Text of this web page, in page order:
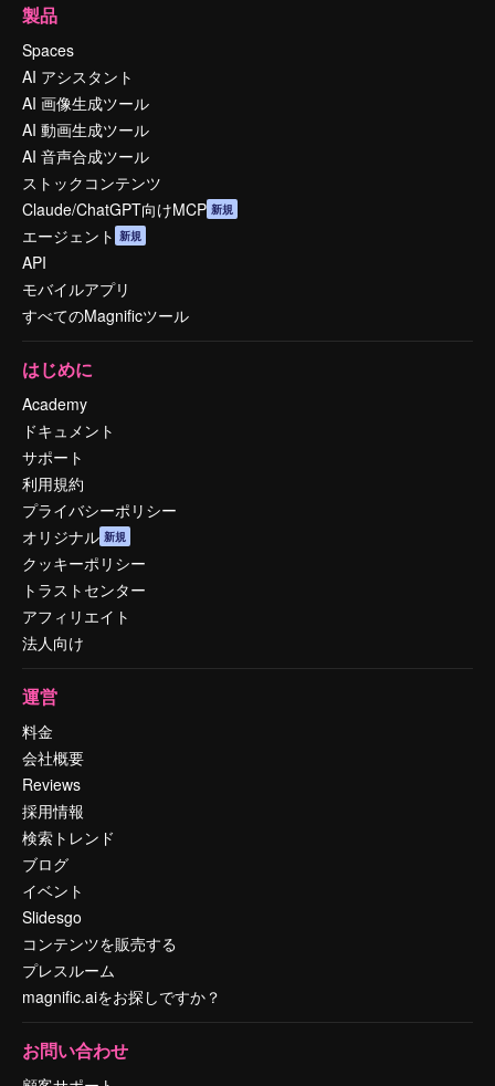
製品
Spaces
AI アシスタント
AI 画像生成ツール
AI 動画生成ツール
AI 音声合成ツール
ストックコンテンツ
Claude/ChatGPT向けMCP 新規
エージェント 新規
API
モバイルアプリ
すべてのMagnificツール
はじめに
Academy
ドキュメント
サポート
利用規約
プライバシーポリシー
オリジナル 新規
クッキーポリシー
トラストセンター
アフィリエイト
法人向け
運営
料金
会社概要
Reviews
採用情報
検索トレンド
ブログ
イベント
Slidesgo
コンテンツを販売する
プレスルーム
magnific.aiをお探しですか？
お問い合わせ